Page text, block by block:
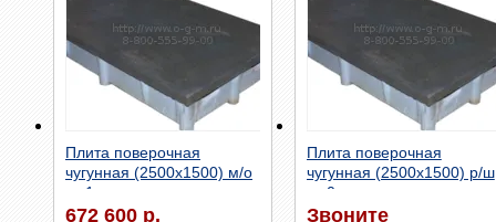
Быстрый просмотр
Плита поверочная
чугунная (2500х1500) м/о
кл.1
672 600 р.
Быстрый просмотр
Плита поверочная
чугунная (2500х1500) р/ш
кл.0
Звоните